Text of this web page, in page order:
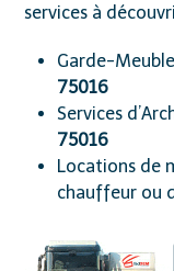
services à
Garde-
75016
Services
75016
Locations de
chauffeur ou